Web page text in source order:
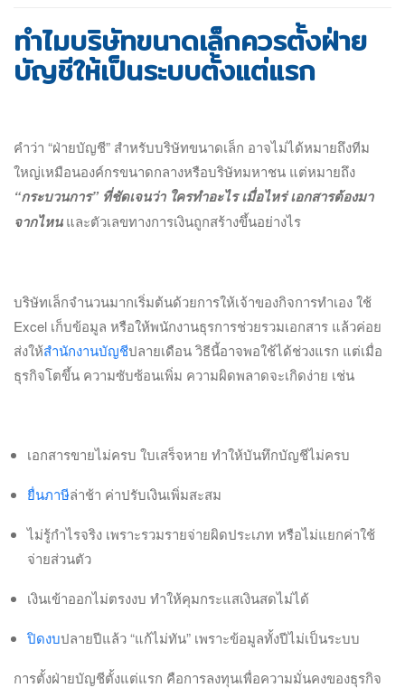
ทำไมบริษัทขนาดเล็กควรตั้งฝ่าย
บัญชีให้เป็นระบบตั้งแต่แรก
คำว่า “ฝ่ายบัญชี” สำหรับบริษัทขนาดเล็ก อาจไม่ได้หมายถึงทีม
ใหญ่เหมือนองค์กรขนาดกลางหรือบริษัทมหาชน แต่หมายถึง
“กระบวนการ” ที่ชัดเจนว่า ใครทำอะไร เมื่อไหร่ เอกสารต้องมา
จากไหนและตัวเลขทางการเงินถูกสร้างขึ้นอย่างไร
บริษัทเล็กจำนวนมากเริ่มต้นด้วยการให้เจ้าของกิจการทำเอง ใช้
Excel เก็บข้อมูล หรือให้พนักงานธุรการช่วยรวมเอกสาร แล้วค่อย
ส่งให้สำนักงานบัญชีปลายเดือน วิธีนี้อาจพอใช้ได้ช่วงแรก แต่เมื่อ
ธุรกิจโตขึ้น ความซับซ้อนเพิ่ม ความผิดพลาดจะเกิดง่าย เช่น
เอกสารขายไม่ครบ ใบเสร็จหาย ทำให้บันทึกบัญชีไม่ครบ
ยื่นภาษีล่าช้า ค่าปรับเงินเพิ่มสะสม
ไม่รู้กำไรจริง เพราะรวมรายจ่ายผิดประเภท หรือไม่แยกค่าใช้
จ่ายส่วนตัว
เงินเข้าออกไม่ตรงงบ ทำให้คุมกระแสเงินสดไม่ได้
ปิดงบปลายปีแล้ว “แก้ไม่ทัน” เพราะข้อมูลทั้งปีไม่เป็นระบบ
การตั้งฝ่ายบัญชีตั้งแต่แรก คือการลงทุนเพื่อความมั่นคงของธุรกิจ